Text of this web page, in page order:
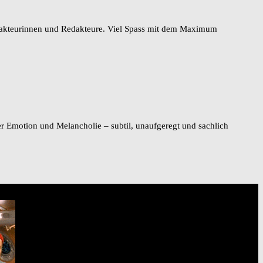
und Redakteure. Viel Spass mit dem Maximum
Emotion und Melancholie – subtil, unaufgeregt und sachlich